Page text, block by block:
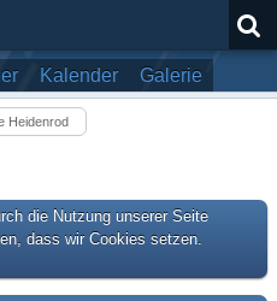
Kalender Galerie
Heidenrod
die Nutzung unserer Seite
dass wir Cookies setzen.